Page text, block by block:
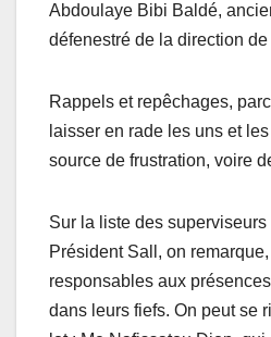
Abdoulaye Bibi Baldé,
défenestré de la direction de
Rappels et repêchages,
laisser en rade les uns et
source de frustration, voire
Sur la liste des
Président Sall, on
responsables aux
dans leurs fiefs. On peut se